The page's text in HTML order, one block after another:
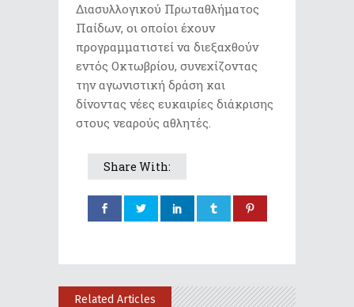
Διασυλλογικού Πρωταθλήματος
Παίδων, οι οποίοι έχουν
προγραμματιστεί να διεξαχθούν
εντός Οκτωβρίου, συνεχίζοντας
την αγωνιστική δράση και
δίνοντας νέες ευκαιρίες διάκρισης
στους νεαρούς αθλητές.
Share With:
Related Articles